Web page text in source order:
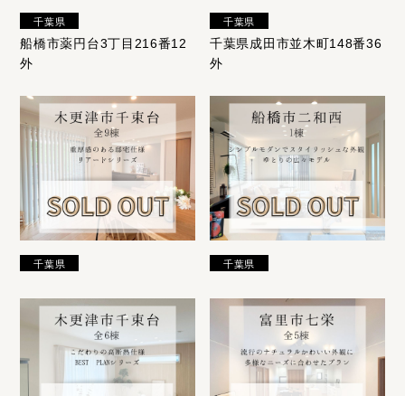
千葉県
船橋市薬円台3丁目216番12
外
千葉県
千葉県成田市並木町148番36
外
千葉県 千葉県